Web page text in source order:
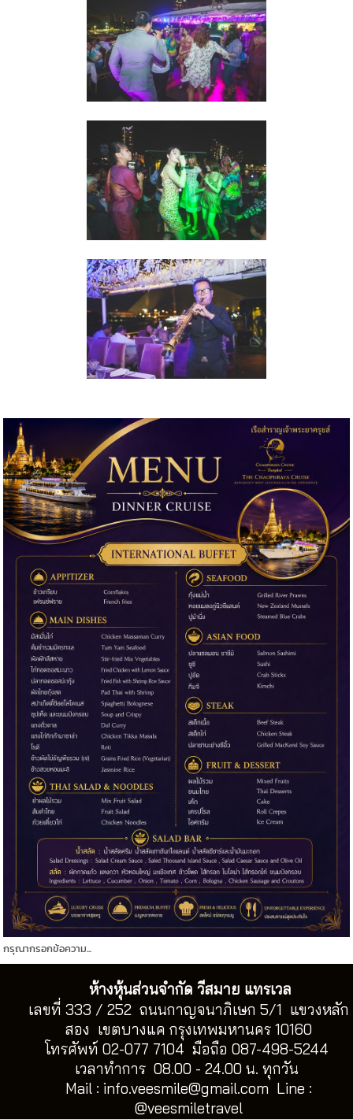
กรุณากรอกข้อความ...
ห้างหุ้นส่วนจำกัด วีสมาย แทรเวล
เลขที่ 333 / 252 ถนนกาญจนาภิเษก 5/1 แขวงหลัก
สอง เขตบางแค กรุงเทพมหานคร 10160
โทรศัพท์ 02-077 7104 มือถือ 087-498-5244
เวลาทำการ 08.00 - 24.00 น. ทุกวัน
Mail : info.veesmile@gmail.com Line :
@veesmiletravel